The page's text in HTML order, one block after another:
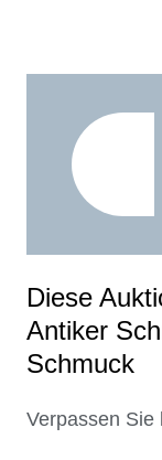
Diese
Antiker
Schmuck
Verpassen Sie